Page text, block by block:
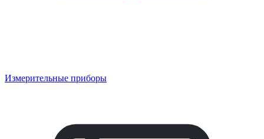
Измерительные приборы